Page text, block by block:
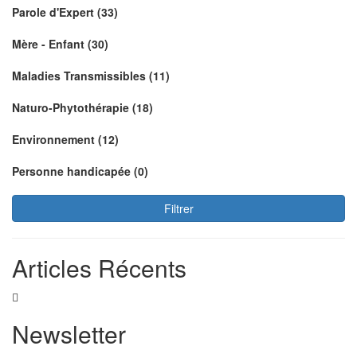
Parole d'Expert (33)
Mère - Enfant (30)
Maladies Transmissibles (11)
Naturo-Phytothérapie (18)
Environnement (12)
Personne handicapée (0)
Filtrer
Articles Récents
Newsletter